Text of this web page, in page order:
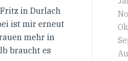
in Durlach
ist mir erneut
mehr in
braucht es